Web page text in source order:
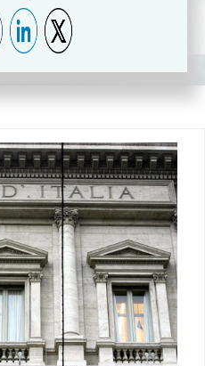
villecco anatocismo...